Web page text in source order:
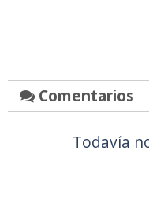
Comentarios
Todavía